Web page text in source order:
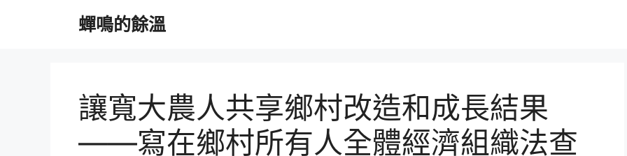
蟬鳴的餘溫
讓寬大農人共享鄉村改造和成長結果
——寫在鄉村所有人全體經濟組織法查